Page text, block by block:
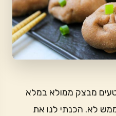
מבצק ממולא במלא
ממש לא. הכנתי לנו את